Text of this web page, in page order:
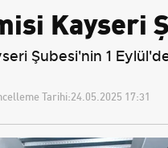
Kayseri
Şubesi'nin 1
Tarihi:24.05.2025 17:31